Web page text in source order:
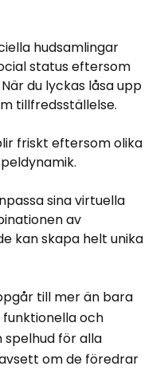
hudsamlingar
status eftersom
du lyckas låsa upp
tillfredsställelse.
friskt eftersom olika
sina virtuella
av
kan skapa helt unika
till mer än bara
och
spelhud för alla
om de föredrar